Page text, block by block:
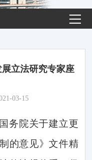
立法研究专家座
03-15
务院关于建立更
的意见》文件精